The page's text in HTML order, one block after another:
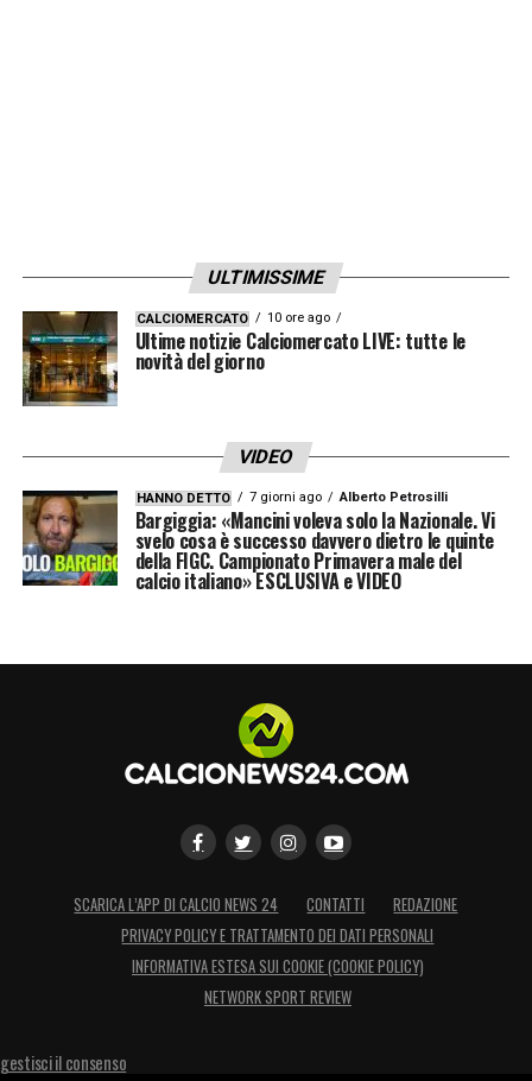
ULTIMISSIME
CALCIOMERCATO 10 ore ago
Ultime notizie Calciomercato LIVE: tutte le
novità del giorno
VIDEO
HANNO DETTO 7 giorni ago Alberto Petrosilli
Bargiggia: «Mancini voleva solo la Nazionale. Vi
svelo cosa è successo davvero dietro le quinte
della FIGC. Campionato Primavera male del
calcio italiano» ESCLUSIVA e VIDEO
SCARICA L’APP DI CALCIO NEWS 24 CONTATTI
REDAZIONE
PRIVACY POLICY E TRATTAMENTO DEI DATI PERSONALI
INFORMATIVA ESTESA SUI COOKIE (COOKIE POLICY)
NETWORK SPORT REVIEW
gestisci il consenso